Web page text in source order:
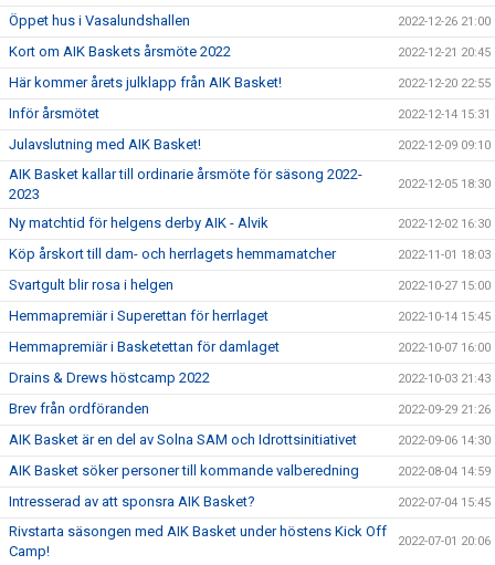
Öppet hus i Vasalundshallen 2022-12-26 21:00
Kort om AIK Baskets årsmöte 2022 2022-12-21 20:45
Här kommer årets julklapp från AIK Basket! 2022-12-20 22:55
Inför årsmötet 2022-12-14 15:31
Julavslutning med AIK Basket! 2022-12-09 09:10
AIK Basket kallar till ordinarie årsmöte för säsong 2022-
2023
2022-12-05 18:30
Ny matchtid för helgens derby AIK - Alvik 2022-12-02 16:30
Köp årskort till dam- och herrlagets hemmamatcher 2022-11-01 18:03
Svartgult blir rosa i helgen 2022-10-27 15:00
Hemmapremiär i Superettan för herrlaget 2022-10-14 15:45
Hemmapremiär i Basketettan för damlaget 2022-10-07 16:00
Drains & Drews höstcamp 2022 2022-10-03 21:43
Brev från ordföranden 2022-09-29 21:26
AIK Basket är en del av Solna SAM och Idrottsinitiativet 2022-09-06 14:30
AIK Basket söker personer till kommande valberedning 2022-08-04 14:59
Intresserad av att sponsra AIK Basket? 2022-07-04 15:45
Rivstarta säsongen med AIK Basket under höstens Kick Off
Camp!
2022-07-01 20:06